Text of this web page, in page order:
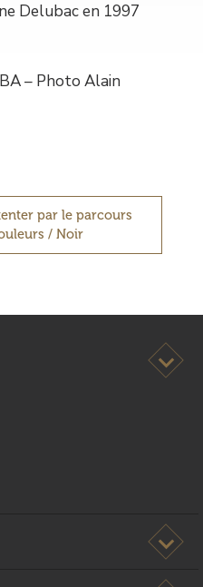
Delubac en 1997
– Photo Alain
par le parcours
/ Noir
Ouvrir
Ouvrir